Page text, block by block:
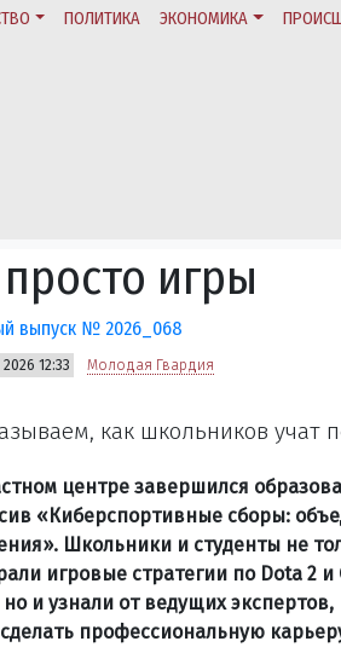
ПОЛИТИКА ЭКОНОМИКА
игры
выпуск № 2026_068
12:33 Молодая Гвардия
как школьников
центре завершился
«Киберспортивные сборы:
Школьники и студенты не
игровые стратегии по Dota 2 и
и узнали от ведущих экспертов,
профессиональную